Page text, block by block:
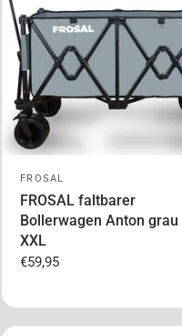
FROSAL
FROSAL faltbarer
Bollerwagen Anton grau
XXL
€59,95